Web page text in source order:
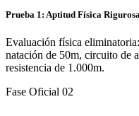
Prueba 1: Aptitud Física Rigurosa
Evaluación física
natación de 50m, circuito de